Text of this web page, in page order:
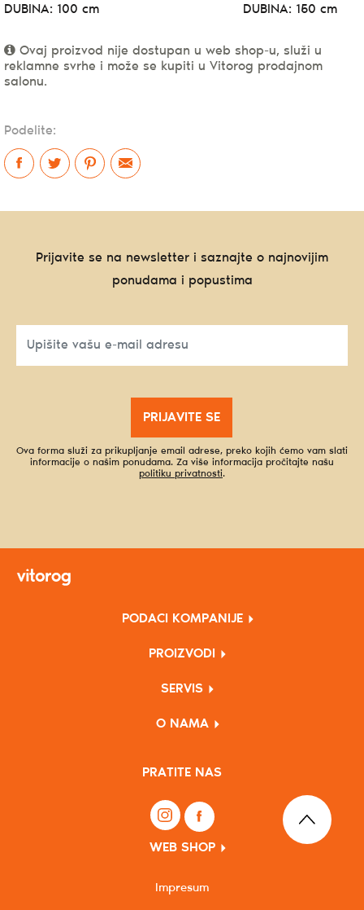
DUBINA: 100 cm
DUBINA: 150 cm
Ovaj proizvod nije dostupan u web shop-u, služi u
reklamne svrhe i može se kupiti u Vitorog prodajnom
salonu.
Podelite:
Prijavite se na newsletter i saznajte o najnovijim
ponudama i popustima
PRIJAVITE SE
Ova forma služi za prikupljanje email adrese, preko kojih ćemo vam slati
informacije o našim ponudama. Za više informacija pročitajte našu
politiku privatnosti.
PODACI KOMPANIJE
PROIZVODI
SERVIS
O NAMA
PRATITE NAS
WEB SHOP
Impresum